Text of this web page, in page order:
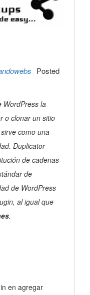
Posted
WordPress la
o clonar un sitio
como una
Duplicator
de cadenas
de
de WordPress
al igual que
.
en agregar